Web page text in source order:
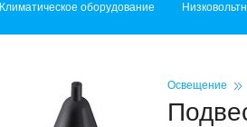
Климатическое оборудование
Освещение